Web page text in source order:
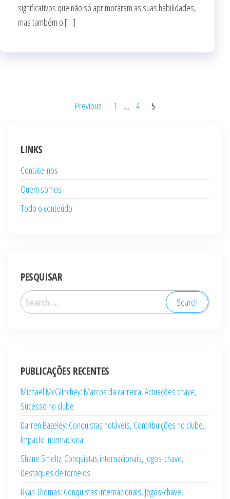
significativos que não só aprimoraram as suas habilidades,
mas também o […]
Previous 1 … 4 5
LINKS
Contate-nos
Quem somos
Todo o conteúdo
PESQUISAR
Search
for:
PUBLICAÇÕES RECENTES
Michael McGlinchey: Marcos da carreira, Actuações chave,
Sucesso no clube
Darren Bazeley: Conquistas notáveis, Contribuições no clube,
Impacto internacional
Shane Smeltz: Conquistas internacionais, Jogos-chave,
Destaques de torneios
Ryan Thomas: Conquistas internacionais, Jogos-chave,